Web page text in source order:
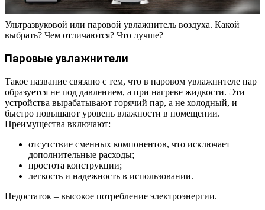
Ультразвуковой или паровой увлажнитель воздуха. Какой
выбрать? Чем отличаются? Что лучше?
Паровые увлажнители
Такое название связано с тем, что в паровом увлажнителе пар
образуется не под давлением, а при нагреве жидкости. Эти
устройства вырабатывают горячий пар, а не холодный, и
быстро повышают уровень влажности в помещении.
Преимущества включают:
отсутствие сменных компонентов, что исключает
дополнительные расходы;
простота конструкции;
легкость и надежность в использовании.
Недостаток – высокое потребление электроэнергии.